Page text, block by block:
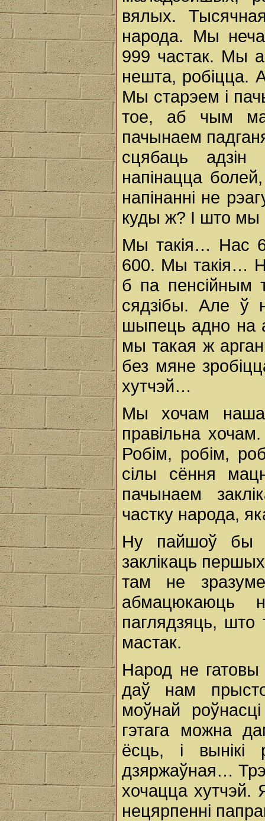
вялых.
народа. Мы
999 частак. Мы
нешта, робіцца.
Мы старэем і
тое, аб чым
пачынаем
сцябаць адзін
напінацца
напінанні не
куды ж? І што мы
Мы такія… Нас
600. Мы такія…
б па пенсійным
сядзібы. Але ў
шыпець адно на
мы такая ж
без мяне
хутчэй…
Мы хочам
правільна
Робім, робім,
сілы сёння
пачынаем
частку народа,
Ну пайшоў бы
заклікаць
там не
абмацюкаюць
паглядзяць, што
мастак.
Народ не
даў нам
моўнай
гэтага можна
ёсць, і
дзяржаўная…
хочацца хутчэй.
нецярпенні